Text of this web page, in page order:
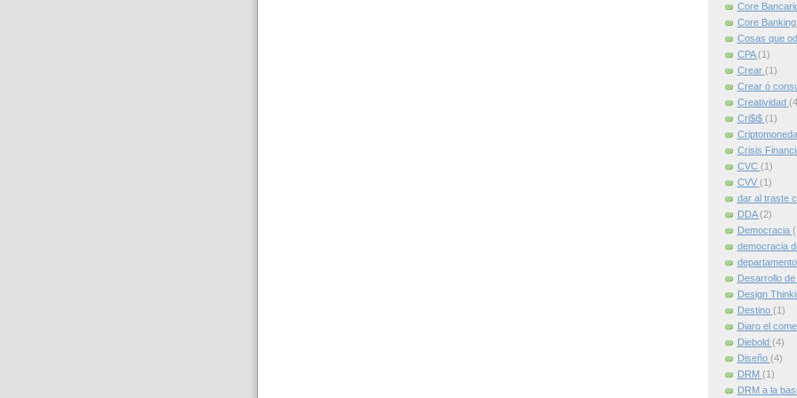
Core
Core Banking
Cosas que
CPA(1)
Crear (1)
Crear ó
Creatividad
Cri$i$ (1)
Criptomoneda
Crisis
CVC (1)
CVV (1)
dar al traste
DDA(2)
Democracia
democracia
Desarrollo
Design
Destino (1)
Diaro el
Diebold (4)
Diseño (4)
DRM (1)
DRM a la